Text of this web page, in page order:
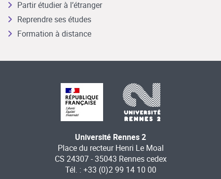
Partir étudier à l’étranger
Reprendre ses études
Formation à distance
Université Rennes 2
Place du recteur Henri Le Moal
CS 24307 - 35043 Rennes cedex
Tél. : +33 (0)2 99 14 10 00